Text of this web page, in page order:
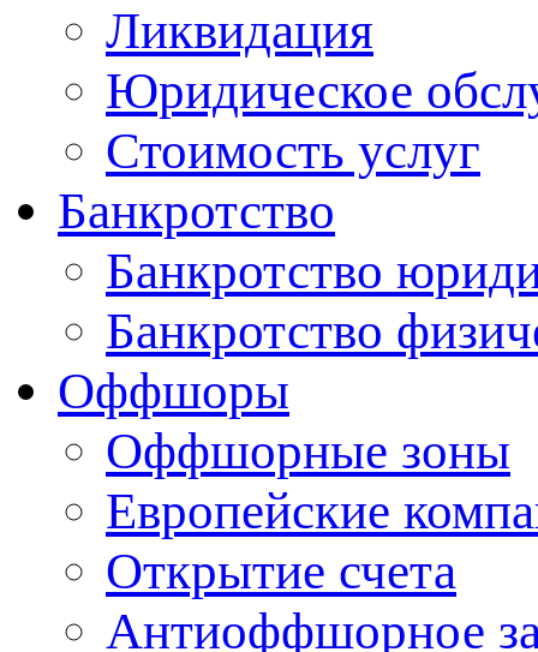
Ликвидация
Юридическое
Стоимость услуг
Банкротство
Банкротство
Банкротство
Оффшоры
Оффшорные зоны
Европейские
Открытие счета
Антиоффшорное